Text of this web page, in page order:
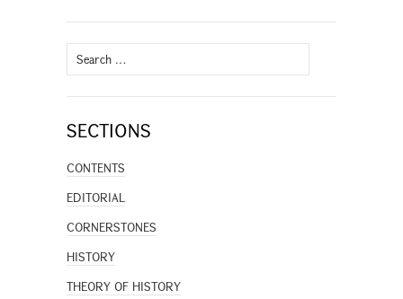
Search
for:
SECTIONS
CONTENTS
EDITORIAL
CORNERSTONES
HISTORY
THEORY OF HISTORY